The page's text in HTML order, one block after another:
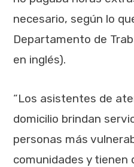
necesario, según lo
Departamento de
en inglés).
“Los asistentes de
domicilio brindan
personas más
comunidades y tienen